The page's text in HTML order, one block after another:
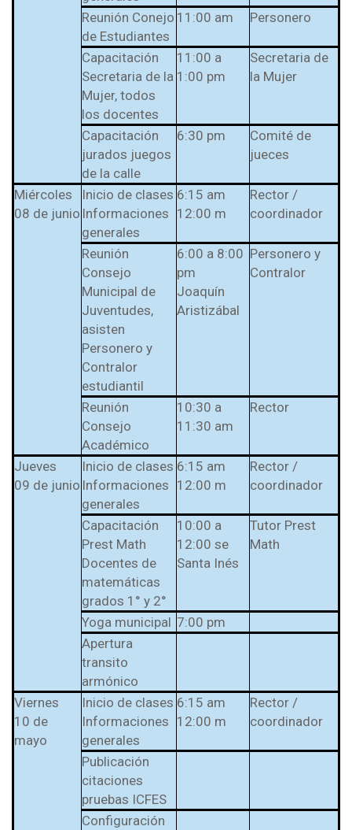
Reunión Conejo
de Estudiantes
11:00 am Personero
Capacitación
Secretaria de la
Mujer, todos
los docentes
11:00 a
1:00 pm
Secretaria de
la Mujer
Capacitación
jurados juegos
de la calle
6:30 pm
Comité de
jueces
Miércoles
08 de junio
Inicio de clases
Informaciones
generales
6:15 am
12:00 m
Rector /
coordinador
Reunión
Consejo
Municipal de
Juventudes,
asisten
Personero y
Contralor
estudiantil
6:00 a 8:00
pm
Joaquín
Aristizábal
Personero y
Contralor
Reunión
Consejo
Académico
10:30 a
11:30 am
Rector
Jueves
09 de junio
Inicio de clases
Informaciones
generales
6:15 am
12:00 m
Rector /
coordinador
Capacitación
Prest Math
Docentes de
matemáticas
grados 1° y 2°
10:00 a
12:00 se
Santa Inés
Tutor Prest
Math
Yoga municipal 7:00 pm
Apertura
transito
armónico
Viernes
10 de
mayo
Inicio de clases
Informaciones
generales
6:15 am
12:00 m
Rector /
coordinador
Publicación
citaciones
pruebas ICFES
Configuración